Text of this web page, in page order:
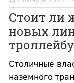
Стоит ли
новых
Столичные
наземного